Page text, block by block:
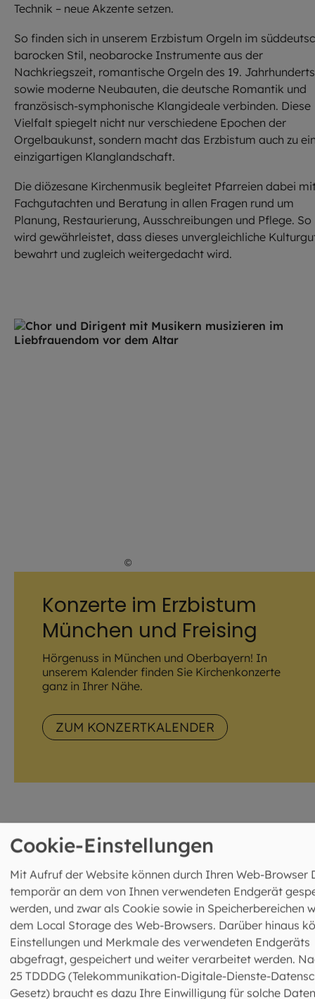
Technik – neue Akzente setzen.
So finden sich in unserem Erzbistum Orgeln im
barocken Stil, neobarocke Instrumente aus der
Nachkriegszeit, romantische Orgeln des 19. Jahrhunderts
sowie moderne Neubauten, die deutsche Romantik und
französisch-symphonische Klangideale verbinden. Diese
Vielfalt spiegelt nicht nur verschiedene Epochen der
Orgelbaukunst, sondern macht das Erzbistum auch zu
einzigartigen Klanglandschaft.
Die diözesane Kirchenmusik begleitet Pfarreien dabei
Fachgutachten und Beratung in allen Fragen rund um
Planung, Restaurierung, Ausschreibungen und Pflege. So
wird gewährleistet, dass dieses unvergleichliche
bewahrt und zugleich weitergedacht wird.
©
Konzerte im Erzbistum
München und Freising
Hörgenuss in München und Oberbayern! In
unserem Kalender finden Sie Kirchenkonzerte
ganz in Ihrer Nähe.
ZUM KONZERTKALENDER
Unsere Glocken prägen den
Klang von Bayern
Die Glocken in auf den Kirchtürmen sind hörbare Zeichen
des Glaubens, begleiten den Alltag, rufen zum Gebet und
prägen den Klang Bayerns. Schon iroschottische
Wandermönche, also aus dem irischen Stamm der
der sich vom 3. bis 5. Jahrhundert auf beiden Seiten der
Irischen See ausbreitete, brachten die ersten Glocken
Cookie-Einstellungen
Mit Aufruf der Website können durch Ihren Web-Browser
temporär an dem von Ihnen verwendeten Endgerät
werden, und zwar als Cookie sowie in Speicherbereichen
dem Local Storage des Web-Browsers. Darüber hinaus
Einstellungen und Merkmale des verwendeten Endgeräts
abgefragt, gespeichert und weiter verarbeitet werden.
25 TDDDG (Telekommunikation-Digitale-Dienste-
Gesetz) braucht es dazu Ihre Einwilligung für solche